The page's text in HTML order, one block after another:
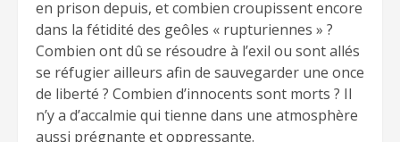
en prison depuis, et combien croupissent encore
dans la fétidité des geôles « rupturiennes » ?
Combien ont dû se résoudre à l’exil ou sont allés
se réfugier ailleurs afin de sauvegarder une once
de liberté ? Combien d’innocents sont morts ? Il
n’y a d’accalmie qui tienne dans une atmosphère
aussi prégnante et oppressante.